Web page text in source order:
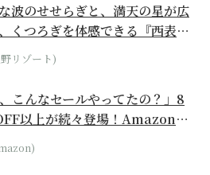
波のせせらぎと、満天の星が広
くつろぎを体感できる『西表島
by...
リゾート)
、こんなセールやってたの？」8
以上が続々登場！Amazonの
...